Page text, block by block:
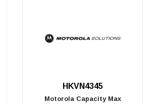
HKVN4345
Motorola Capacity Max